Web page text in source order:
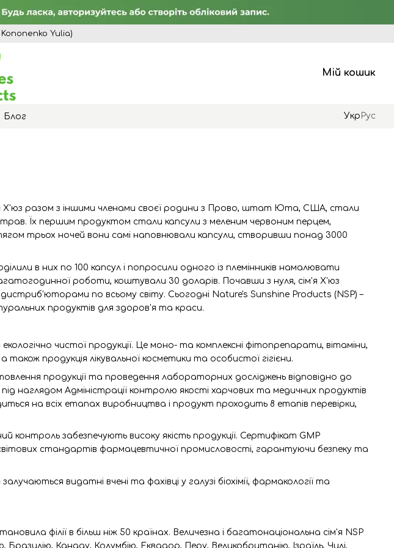
Yulia)
Мій кошик
Блог Укр Рус
Х'юз разом з іншими членами своєї родини з Прово, штат Юта, США, стали
трав. Їх першим продуктом стали капсули з меленим червоним перцем,
трьох ночей вони самі наповнювали капсули, створивши понад 3000
в них по 100 капсул і попросили одного із племінників намалювати
багатогодинної роботи, коштували 30 доларів. Почавши з нуля, сім'я Х'юз
по всьому світу. Сьогодні Nature's Sunshine Products (NSP) –
продуктів для здоров'я та краси.
чистої продукції. Це моно- та комплексні фітопрепарати, вітаміни,
продукція лікувальної косметики та особистої гігієни.
продукції та проведення лабораторних досліджень відповідно до
наглядом Адміністрації контролю якості харчових та медичних продуктів
на всіх етапах виробництва і продукт проходить 8 етапів перевірки,
забезпечують високу якість продукції. Сертифікат GMP
стандартів фармацевтичної промисловості, гарантуючи безпеку та
видатні вчені та фахівці у галузі біохімії, фармакології та
філії в більш ніж 50 країнах. Величезна і багатонаціональна сім'я NSP
Канаду, Колумбію, Еквадор, Перу, Великобританію, Ізраїль, Чилі,